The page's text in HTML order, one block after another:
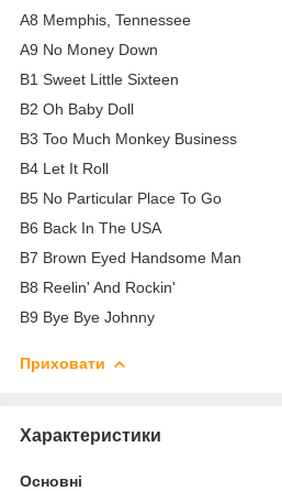
A8 Memphis, Tennessee
A9 No Money Down
B1 Sweet Little Sixteen
B2 Oh Baby Doll
B3 Too Much Monkey Business
B4 Let It Roll
B5 No Particular Place To Go
B6 Back In The USA
B7 Brown Eyed Handsome Man
B8 Reelin' And Rockin'
B9 Bye Bye Johnny
Приховати
Характеристики
Основні